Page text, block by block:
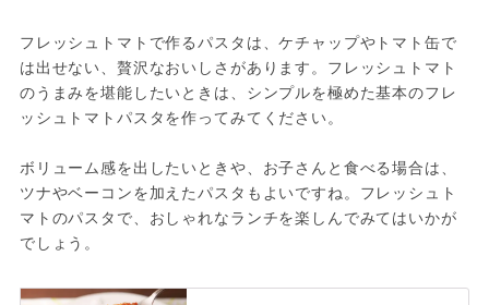
フレッシュトマトで作るパスタは、ケチャップやトマト缶で
は出せない、贅沢なおいしさがあります。フレッシュトマト
のうまみを堪能したいときは、シンプルを極めた基本のフレ
ッシュトマトパスタを作ってみてください。
ボリューム感を出したいときや、お子さんと食べる場合は、
ツナやベーコンを加えたパスタもよいですね。フレッシュト
マトのパスタで、おしゃれなランチを楽しんでみてはいかが
でしょう。